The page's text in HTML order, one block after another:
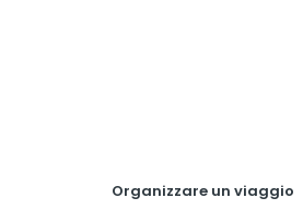
Organizzare un viaggio